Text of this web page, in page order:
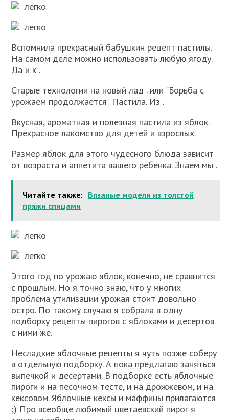
легко
легко
Вспомнила прекрасный бабушкин рецепт пастилы.
На самом деле можно использовать любую ягоду.
Да и к .
Старые технологии на новый лад . или "Борьба с
урожаем продолжается" Пастила. Из .
Вкусная, ароматная и полезная пастила из яблок.
Прекрасное лакомство для детей и взрослых.
Размер яблок для этого чудесного блюда зависит
от возраста и аппетита вашего ребенка. Знаем мы .
Читайте также: Вязаные модели из толстой
пряжи спицами
легко
легко
Этого год по урожаю яблок, конечно, не сравнится
с прошлым. Но я точно знаю, что у многих
проблема утилизации урожая стоит довольно
остро. По такому случаю я собрала в одну
подборку рецепты пирогов с яблоками и десертов
с ними же.
Несладкие яблочные рецепты я чуть позже соберу
в отдельную подборку. А пока предлагаю заняться
выпечкой и десертами. В подборке есть яблочные
пироги и на песочном тесте, и на дрожжевом, и на
кексовом. Яблочные кексы и маффины прилагаются
;) Про всеобще любимый цветаевский пирог я